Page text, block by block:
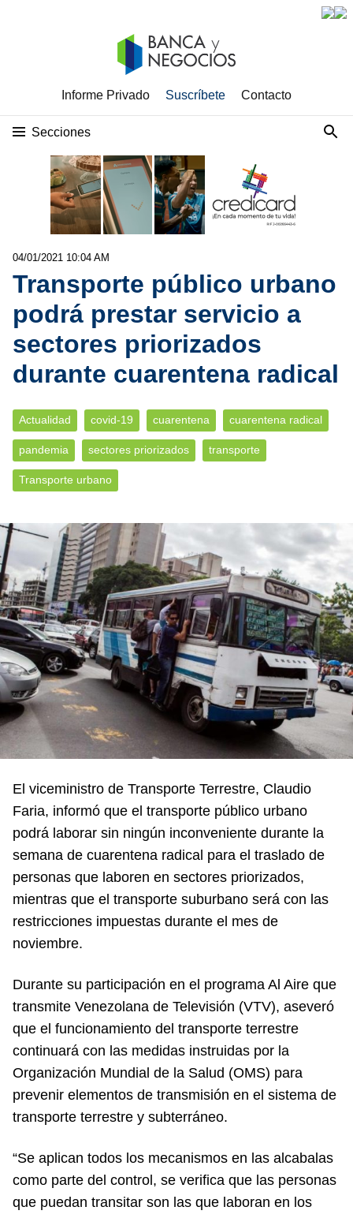
Informe Privado Suscríbete Contacto
Secciones
04/01/2021 10:04 AM
Transporte público urbano
podrá prestar servicio a
sectores priorizados
durante cuarentena radical
Actualidad covid-19 cuarentena cuarentena radical
pandemia sectores priorizados transporte
Transporte urbano
El viceministro de Transporte Terrestre, Claudio
Faria, informó que el transporte público urbano
podrá laborar sin ningún inconveniente durante la
semana de cuarentena radical para el traslado de
personas que laboren en sectores priorizados,
mientras que el transporte suburbano será con las
restricciones impuestas durante el mes de
noviembre.
Durante su participación en el programa Al Aire que
transmite Venezolana de Televisión (VTV), aseveró
que el funcionamiento del transporte terrestre
continuará con las medidas instruidas por la
Organización Mundial de la Salud (OMS) para
prevenir elementos de transmisión en el sistema de
transporte terrestre y subterráneo.
“Se aplican todos los mecanismos en las alcabalas
como parte del control, se verifica que las personas
que puedan transitar son las que laboran en los